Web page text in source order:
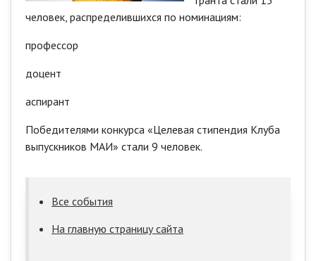
человек, распределившихся по номинациям:
профессор
доцент
аспирант
Победителями конкурса «Целевая стипендия Клуба
выпускников МАИ» стали 9 человек.
Все события
На главную страницу сайта